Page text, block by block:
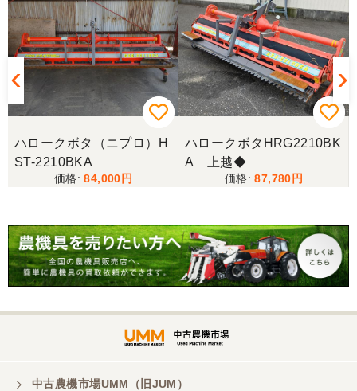
ハロークボタ（ニプロ）H
ST-2210BKA
84,000
ハロークボタHRG2210BK
A 上越◆
87,780
中古農機市場UMM（旧JUM）